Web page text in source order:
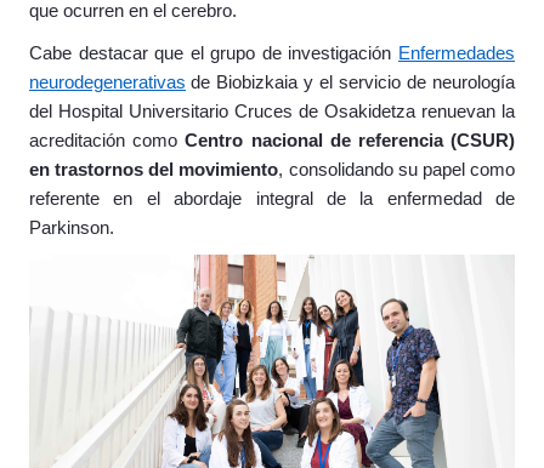
que ocurren en el cerebro.
Cabe destacar que el grupo de investigación Enfermedades
neurodegenerativas de Biobizkaia y el servicio de neurología
del Hospital Universitario Cruces de Osakidetza renuevan la
acreditación comoCentro nacional de referencia (CSUR)
en trastornos del movimiento, consolidando su papel como
referente en el abordaje integral de la enfermedad de
Parkinson.